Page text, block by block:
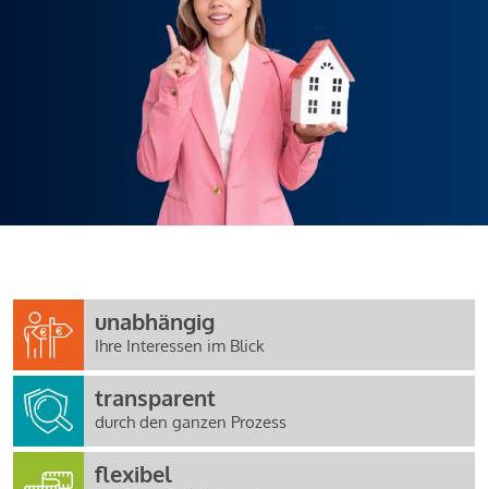
unabhängig
Ihre Interessen im Blick
transparent
durch den ganzen Prozess
flexibel